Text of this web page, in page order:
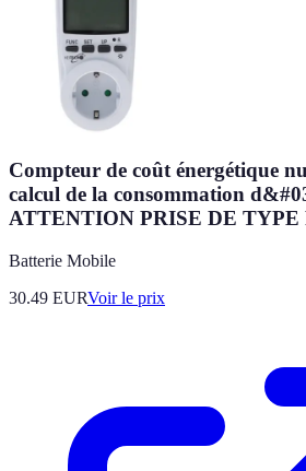
Compteur de coût énergétique
calcul de la consommation
ATTENTION PRISE DE TYPE
Batterie Mobile
30.49 EURVoir le prix